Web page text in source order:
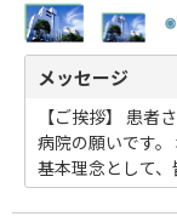
メッセージ
【ご挨拶】 患
病院の願いです
基本理念として、